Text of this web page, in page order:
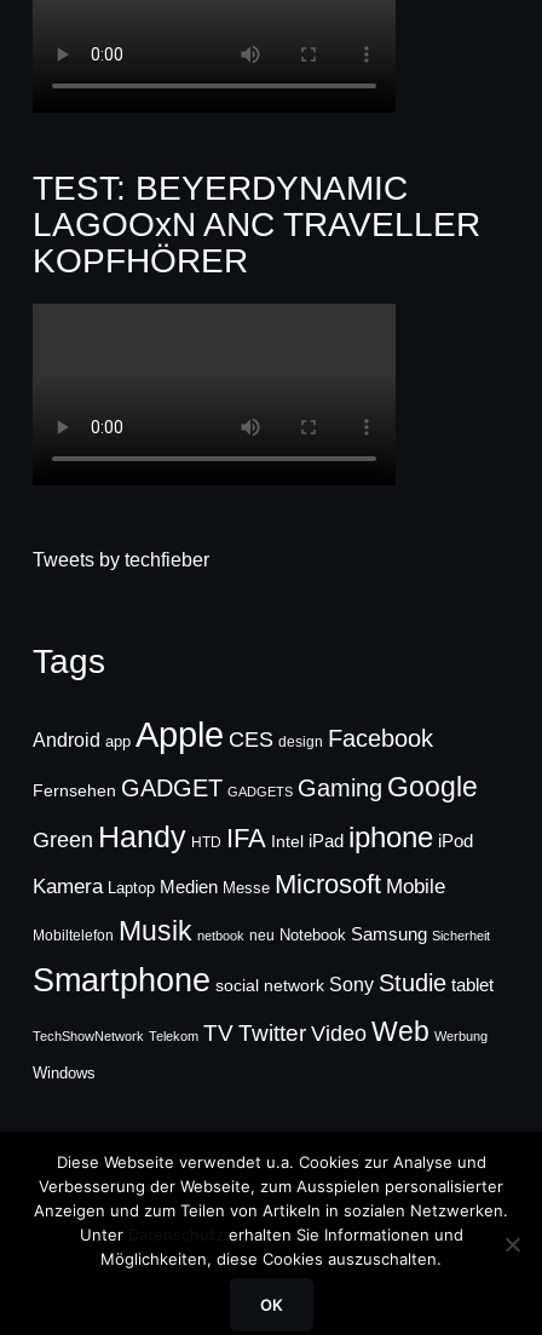
TEST: BEYERDYNAMIC
LAGOOxN ANC TRAVELLER
KOPFHÖRER
Tweets by techfieber
Tags
Android app Apple CES design Facebook
Fernsehen GADGET GADGETS Gaming Google
Green Handy HTD IFA Intel iPad iphone iPod
Kamera Laptop Medien Messe Microsoft Mobile
Mobiltelefon Musik netbook neu Notebook Samsung Sicherheit
Smartphone social network Sony Studie tablet
TechShowNetwork Telekom TVTwitter Video Web Werbung
Windows
Copyright © 2026
TechFieber Blog
Diese Webseite verwendet u.a. Cookies zur Analyse und
Verbesserung der Webseite, zum Ausspielen personalisierter
Anzeigen und zum Teilen von Artikeln in sozialen Netzwerken.
Unter
erhalten Sie Informationen und
Möglichkeiten, diese Cookies auszuschalten.
OK